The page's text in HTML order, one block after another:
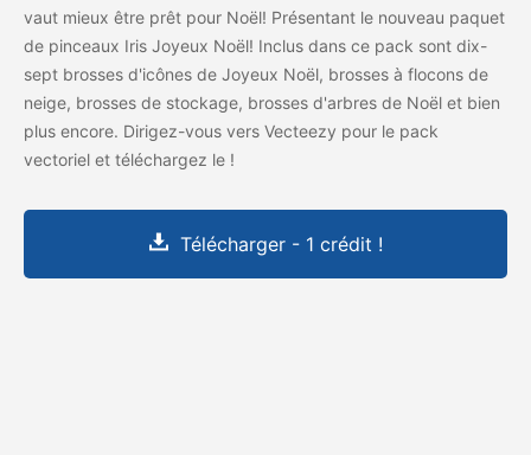
vaut mieux être prêt pour Noël! Présentant le nouveau paquet
de pinceaux Iris Joyeux Noël! Inclus dans ce pack sont dix-
sept brosses d'icônes de Joyeux Noël, brosses à flocons de
neige, brosses de stockage, brosses d'arbres de Noël et bien
plus encore. Dirigez-vous vers Vecteezy pour le pack
vectoriel et téléchargez le !
Télécharger - 1 crédit !